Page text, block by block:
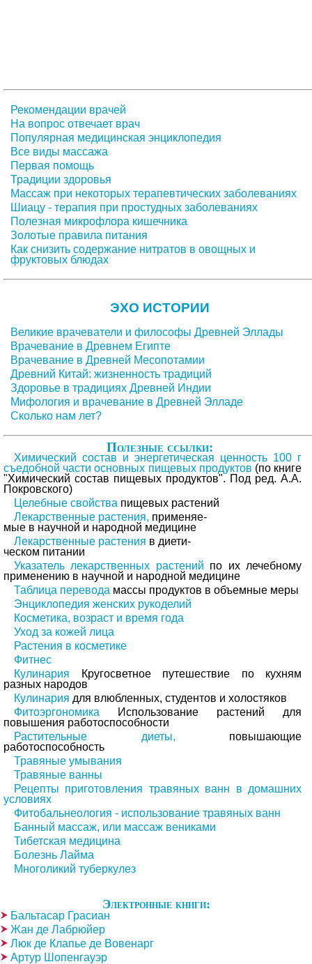
Рекомендации врачей
На вопрос отвечает врач
Популярная медицинская энциклопедия
Все виды массажа
Первая помощь
Традиции здоровья
Массаж при некоторых терапевтических заболеваниях
Шиацу - терапия при простудных заболеваниях
Полезная микрофлора кишечника
Золотые правила питания
Как снизить содержание нитратов в овощных и
фруктовых блюдах
ЭХО ИСТОРИИ
Великие врачеватели и философы Древней Эллады
Врачевание в Древнем Египте
Врачевание в Древней Месопотамии
Древний Китай: жизненность традиций
Здоровье в традициях Древней Индии
Мифология и врачевание в Древней Элладе
Сколько нам лет?
Полезные ссылки:
Химический состав и энергетическая ценность 100 г
съедобной части основных пищевых продуктов (по книге
"Химический состав пищевых продуктов". Под ред. А.А.
Покровского)
Целебные свойства пищевых растений
Лекарственные растения, применяе-
мые в научной и народной медицине
Лекарственные растения в диети-
ческом питании
Указатель лекарственных растений по их лечебному
применению в научной и народной медицине
Таблица перевода массы продуктов в объемные меры
Энциклопедия женских рукоделий
Косметика, возраст и время года
Уход за кожей лица
Растения в косметике
Фитнес
Кулинария Кругосветное путешествие по кухням
разных народов
Кулинария для влюбленных, студентов и холостяков
Фитоэргономика Использование растений для
повышения работоспособности
Растительные диеты, повышающие
работоспособность
Травяные умывания
Травяные ванны
Рецепты приготовления травяных ванн в домашних
условиях
Фитобальнеология - использование травяных ванн
Банный массаж, или массаж вениками
Тибетская медицина
Болезнь Лайма
Многоликий туберкулез
Электронные книги:
Бальтасар Грасиан
Жан де Лабрюйер
Люк де Клапье де Вовенарг
Артур Шопенгауэр